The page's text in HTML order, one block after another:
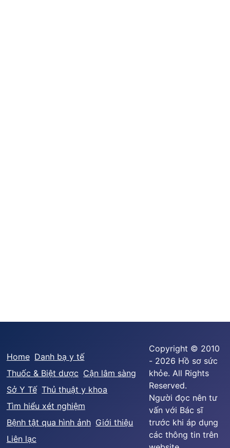
Home Danh bạ y tế
Thuốc & Biệt dược Cận lâm sàng
Sở Y Tế Thủ thuật y khoa
Tìm hiểu xét nghiệm
Bệnh tật qua hình ảnh Giới thiệu
Liên lạc
Copyright © 2010
- 2026 Hồ sơ sức
khỏe. All Rights
Reserved.
Người đọc nên tư
vấn với Bác sĩ
trước khi áp dụng
các thông tin trên